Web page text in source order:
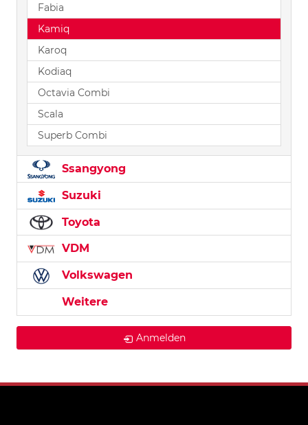
Fabia
Kamiq
Karoq
Kodiaq
Octavia Combi
Scala
Superb Combi
Ssangyong
Suzuki
Toyota
VDM
Volkswagen
Weitere
Anmelden